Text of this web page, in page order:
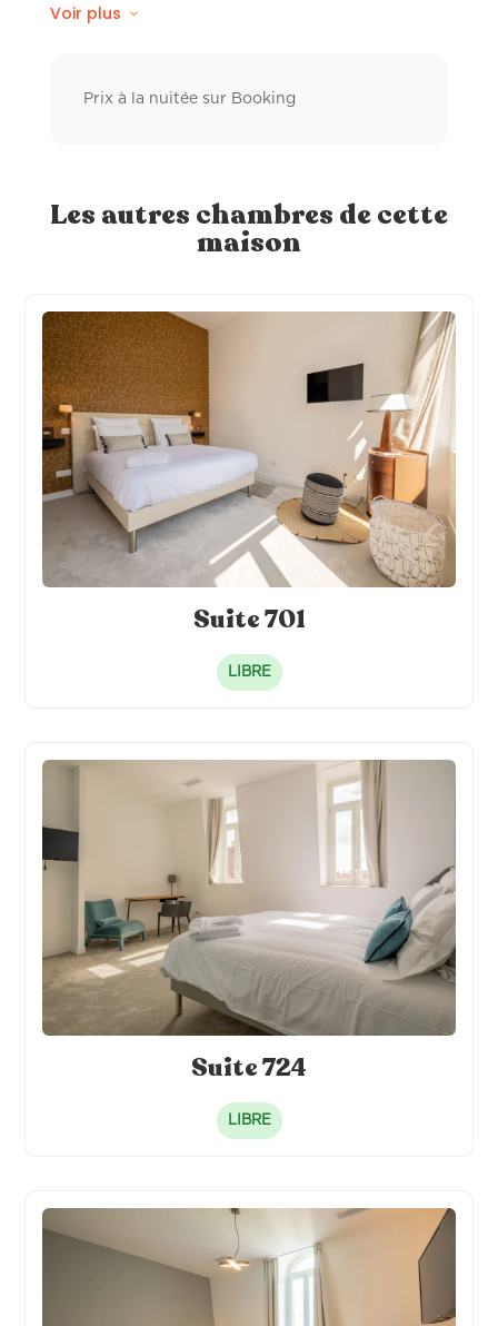
Wifi fibre
TV individuelle connectée
Cafetière individuelle
Literie hôtelière 120 x 200
Frigo individuel Alèse de lit
Voir plus
Prix à la nuitée sur Booking
Les autres chambres de cette
maison
Suite 701
LIBRE
Suite 724
LIBRE